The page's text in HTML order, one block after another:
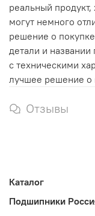
реальный
могут немного
решение о
детали и
с техническими
лучшее решение о
Отзывы
Каталог
Подшипники